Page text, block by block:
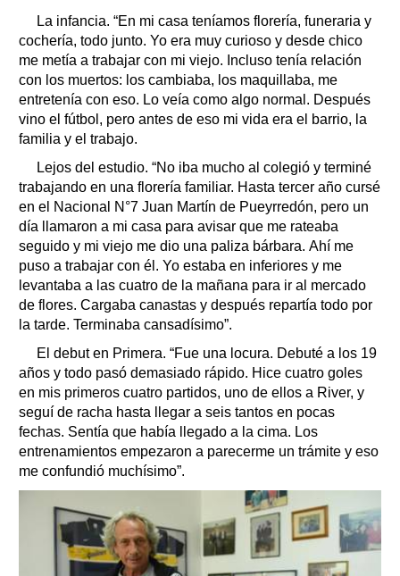
La infancia. “En mi casa teníamos florería, funeraria y
cochería, todo junto. Yo era muy curioso y desde chico
me metía a trabajar con mi viejo. Incluso tenía relación
con los muertos: los cambiaba, los maquillaba, me
entretenía con eso. Lo veía como algo normal. Después
vino el fútbol, pero antes de eso mi vida era el barrio, la
familia y el trabajo.
Lejos del estudio. “No iba mucho al colegió y terminé
trabajando en una florería familiar. Hasta tercer año cursé
en el Nacional N°7 Juan Martín de Pueyrredón, pero un
día llamaron a mi casa para avisar que me rateaba
seguido y mi viejo me dio una paliza bárbara. Ahí me
puso a trabajar con él. Yo estaba en inferiores y me
levantaba a las cuatro de la mañana para ir al mercado
de flores. Cargaba canastas y después repartía todo por
la tarde. Terminaba cansadísimo”.
El debut en Primera. “Fue una locura. Debuté a los 19
años y todo pasó demasiado rápido. Hice cuatro goles
en mis primeros cuatro partidos, uno de ellos a River, y
seguí de racha hasta llegar a seis tantos en pocas
fechas. Sentía que había llegado a la cima. Los
entrenamientos empezaron a parecerme un trámite y eso
me confundió muchísimo”.